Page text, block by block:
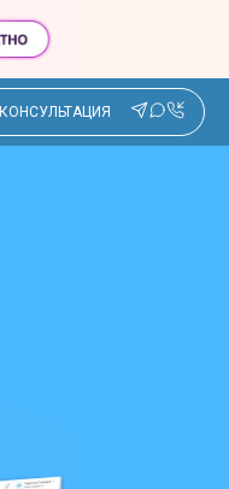
КОНСУЛЬТАЦИЯ